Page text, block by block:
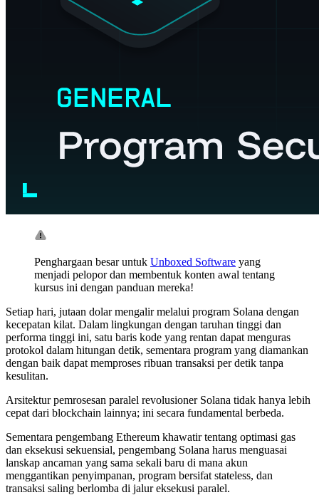
Penghargaan besar untuk Unboxed Software yang
menjadi pelopor dan membentuk konten awal tentang
kursus ini dengan panduan mereka!
Setiap hari, jutaan dolar mengalir melalui program Solana dengan
kecepatan kilat. Dalam lingkungan dengan taruhan tinggi dan
performa tinggi ini, satu baris kode yang rentan dapat menguras
protokol dalam hitungan detik, sementara program yang diamankan
dengan baik dapat memproses ribuan transaksi per detik tanpa
kesulitan.
Arsitektur pemrosesan paralel revolusioner Solana tidak hanya lebih
cepat dari blockchain lainnya; ini secara fundamental berbeda.
Sementara pengembang Ethereum khawatir tentang optimasi gas
dan eksekusi sekuensial, pengembang Solana harus menguasai
lanskap ancaman yang sama sekali baru di mana akun
menggantikan penyimpanan, program bersifat stateless, dan
transaksi saling berlomba di jalur eksekusi paralel.